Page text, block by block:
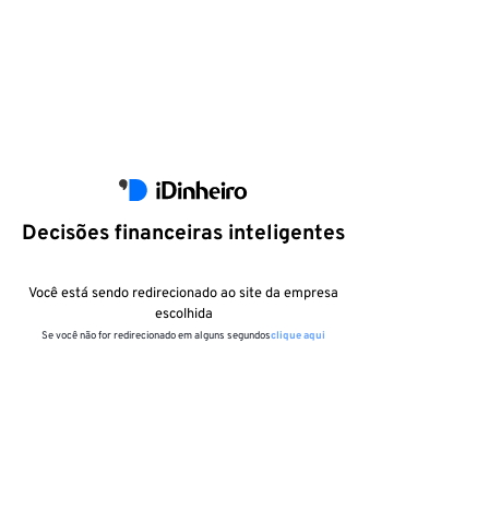
Decisões financeiras inteligentes
Você está sendo redirecionado ao site da empresa
escolhida
Se você não for redirecionado em alguns segundosclique aqui